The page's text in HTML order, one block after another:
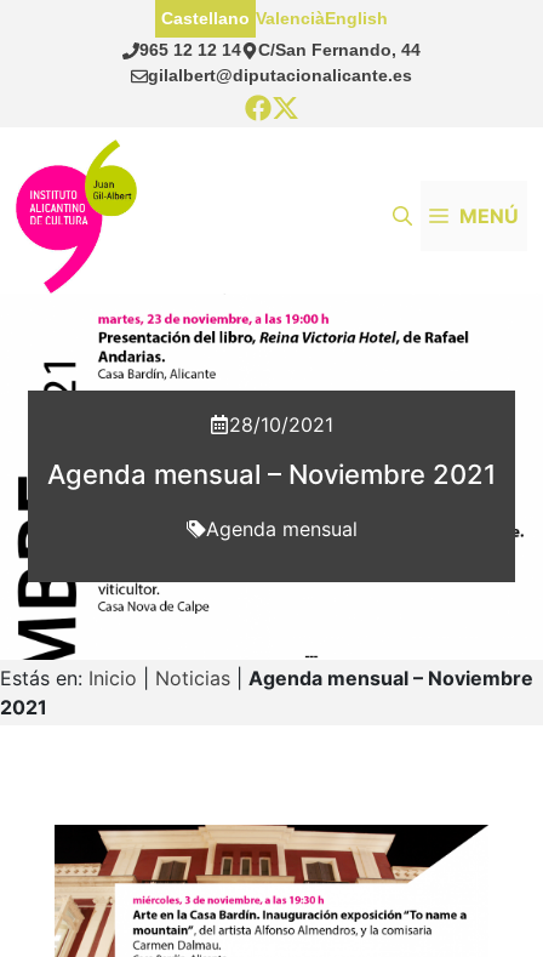
965 12 12 14
C/San Fernando, 44
gilalbert@diputacionalicante.es
Castellano ValenciàEnglish
MENÚ
28/10/2021
Agenda mensual – Noviembre 2021
Agenda mensual
Estás en: Inicio Noticias
Agenda mensual – Noviembre
2021